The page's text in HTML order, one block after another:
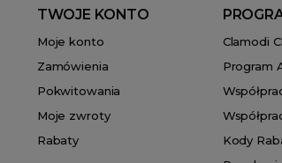
TWOJE KONTO
Moje konto
Zamówienia
Pokwitowania
Moje zwroty
Rabaty
Clamodi
Program
Kody